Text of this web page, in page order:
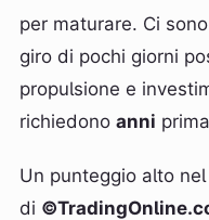
per maturare. Ci
giro di pochi giorni
propulsione e
richiedono anni
Un punteggio alto
di